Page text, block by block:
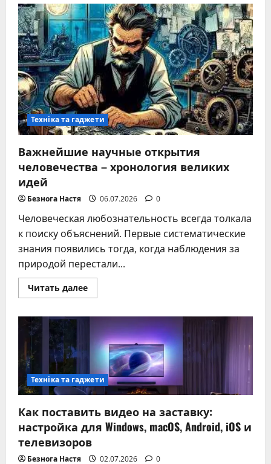
диска:
пошаговая
инструкция
для
Windows
Техніка та гаджети
Важнейшие научные открытия
человечества – хронология великих
идей
Безнога Настя 06.07.2026 0
Человеческая любознательность всегда толкала
к поиску объяснений. Первые систематические
знания появились тогда, когда наблюдения за
природой перестали...
Читать далееПрочитать
больше
научные
открытия
человечества
хронология
великих
идей
Техніка та гаджети
Как поставить видео на заставку:
настройка для Windows, macOS, Android, iOS и
телевизоров
Безнога Настя 02.07.2026 0